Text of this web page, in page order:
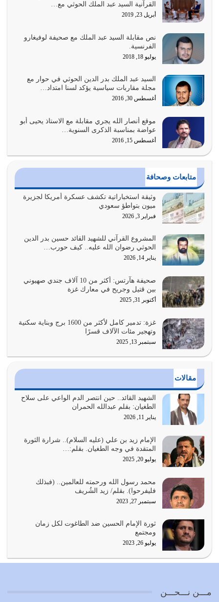
لحدود الله بالإضافات للدين
أغسطس 1, 2026
أبرز أسباب الشقاء هو الإعراض عن ذكر الله وعن هدى الله
المتمثل في القرآن الكريم
يوليو 31, 2026
أولياء الشيطان كلما كانوا أكثر ولاءً وطاعة للشيطان كلما كانوا
أكثر ضعفاً
يوليو 30, 2026
وعد الله تعالى من يُقتل في سبيله بالحياة الأبدية والرزق
والاستبشار والنجاة والخلود في…
يوليو 29, 2026
القرآن الكريم هو أهم مصدر لمعرفة رسول الله معرفة سيرته
معرفة شخصيته معرفة عظمته
يوليو 28, 2026
هل نحن من الصالحين؟ قيِّم نفسك هنا اترك القرآن على أصله
وأعرض نفسك، وأعرض ما لديك على…
يوليو 27, 2026
عندما يكون عدوك هو عدو الله معناه أن تكون نقاط الضعف
فيه كثيرة وسينصرك الله عليه إذا…
يوليو 26, 2026
أراد الله لهذه الأمة ان تكون خير امة أخرجت للناس بالنهوض
بالأمر بالمعروف والنهي عن…
يوليو 25, 2026
الدين الذي شرعه الله لا يجوز أن يخضع لآرائنا وأهوائنا
أي أمة تتفرق في الدين وتتفرق في كيانها معناه أنها أصبحت
أمة عاجزة عن النهوض…
يوليو 23, 2026
بحبل الله جميعاً وليس كل…
يوليو 22, 2026
يشاء ويذل من يشاء
يوليو 21, 2026
كل زمان…
يوليو 19, 2026
الوظيفة عبارة عن مسؤولية يجب النهوض بها كما ينبغي لكي
القرآنية السيد عبد الملك الحوثي مع…
أبريل 23, 2019
نص مقابلة السيد عبد الملك مع صحيفة لوفيغارو
الفرنسية.
يوليو 18, 2018
السيد عبد الملك بدر الدين الحوثي في حوار مع
مجلة مقاربات سياسية يؤكد لسنا امتداد…
أغسطس 30, 2016
موقع أنصار الله يجري مقابلة مع الاستاذ يحيى أبو
عواضة بمناسبة الذكرى السنوية…
أغسطس 15, 2016
متابعات وصحافة
وثيقة استخباراتية تكشف عسكرة أمريكا لجزيرة
ميون بتواطؤ سعودي
فبراير 3, 2026
المشروع القرآني للشهيد القائد حسين بدر الدين
الحوثي رضوان الله عليه.. كيف حورب…
يناير 14, 2026
صحيفة هآرتس: أكثر من 10 آلاف جندي صهيوني
بين قتيل وجريح في معارك غزة
أكتوبر 31, 2025
غزة: تدمير كامل لأكثر من 1600 برج وبناية سكنية
وتهجير مئات الآلاف قسرًا
سبتمبر 13, 2025
مقالات
الشهيد القائد.. حين انتصر الدم الواعي على سلاح
الطغيان: بقلم عبدالله الحمران
يناير 11, 2026
الإمام زيد بن علي (عليه السلام).. شرارة الثورة
المتقدة في وجه الطغيان. بقلم:…
يوليو 20, 2025
محمد رسول الله ورحمته للعالمين.. (فبذلك
فليفرحوا). بقلم/ زيد الشُريف
سبتمبر 27, 2023
ثورة الإمام الحسين ضد الطاغوت لكل زمان
ومجتمع
يوليو 26, 2023
مـــن نـــحـــن